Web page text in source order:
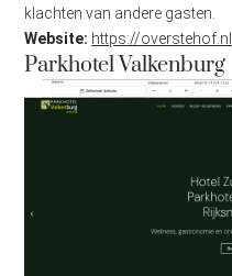
klachten van andere gasten.
Website: https://overstehof.nl
Parkhotel Valkenburg